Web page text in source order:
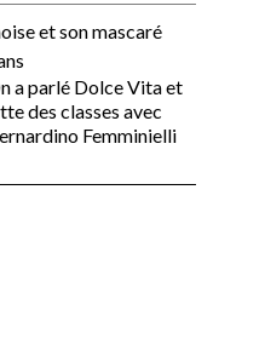
et son mascaré
a parlé Dolce Vita et
des classes avec
Femminielli